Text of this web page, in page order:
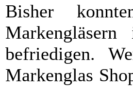
Bisher
befriedigen.
Markenglas